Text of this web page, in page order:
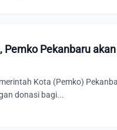
Pemko Pekanbaru
Kota (Pemko)
donasi bagi...